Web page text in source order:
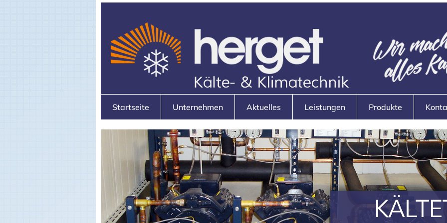
Startseite Unternehmen Aktuelles Leistungen Produkte